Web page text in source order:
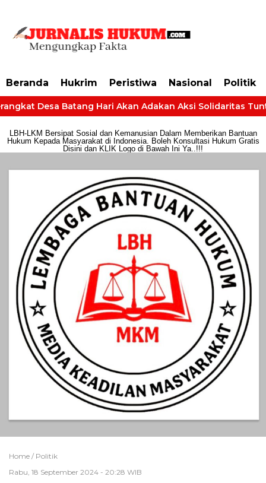
Beranda Hukrim Peristiwa Nasional Politik
Desa Batang Hari Akan Adakan Aksi Solidaritas
LBH-LKM Bersipat Sosial dan Kemanusian Dalam Memberikan Bantuan
Hukum Kepada Masyarakat di Indonesia. Boleh Konsultasi Hukum Gratis
Disini dan KLIK Logo di Bawah Ini Ya..!!!
Home / Politik
Rabu, 18 September 2024 - 20:28 WIB